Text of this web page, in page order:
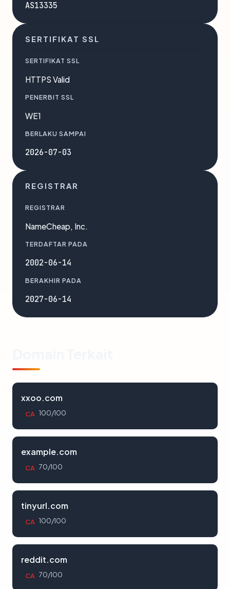
AS13335
SERTIFIKAT SSL
SERTIFIKAT SSL
HTTPS Valid
PENERBIT SSL
WE1
BERLAKU SAMPAI
2026-07-03
REGISTRAR
REGISTRAR
NameCheap, Inc.
TERDAFTAR PADA
2002-06-14
BERAKHIR PADA
2027-06-14
xxoo.com
CA 100/100
example.com
CA 70/100
tinyurl.com
CA 100/100
reddit.com
CA 70/100